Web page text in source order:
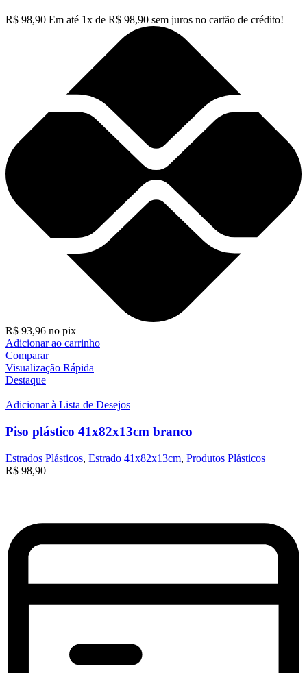
R$ 98,90 Em até 1x de R$ 98,90 sem juros no cartão de crédito!
R$ 93,96 no pix
Adicionar ao carrinho
Comparar
Visualização Rápida
Destaque
Adicionar à Lista de Desejos
Piso plástico 41x82x13cm branco
Estrados Plásticos, Estrado 41x82x13cm, Produtos Plásticos
R$ 98,90